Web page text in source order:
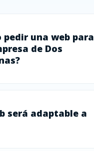
pedir una web para
de Dos
será adaptable a